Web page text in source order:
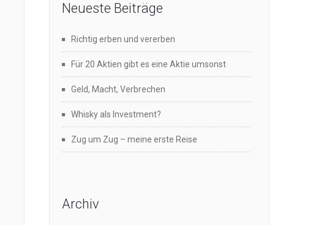
Neueste Beiträge
Richtig erben und vererben
Für 20 Aktien gibt es eine Aktie umsonst
Geld, Macht, Verbrechen
Whisky als Investment?
Zug um Zug – meine erste Reise
Archiv